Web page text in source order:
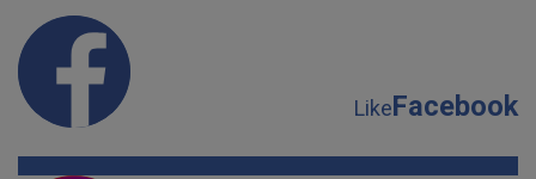
LikeFacebook